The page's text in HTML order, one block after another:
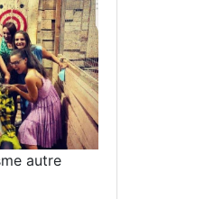
autre